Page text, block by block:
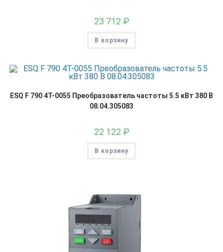
23 712 ₽
В корзину
ESQ F 790 4T-0055 Преобразователь частоты 5.5 кВт 380 В
08.04.305083
22 122 ₽
В корзину